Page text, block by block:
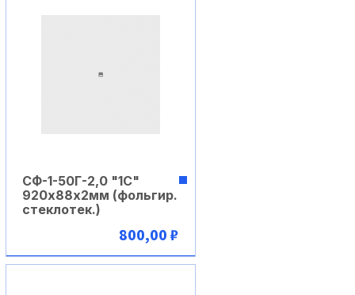
В корзину
СФ-1-50Г-2,0 "1С"
920х88х2мм (фольгир.
стеклотек.)
800,00 ₽